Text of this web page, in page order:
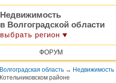
Недвижимость
в Волгоградской области
выбрать регион
ФОРУМ
Волгоградская область → Недвижимость
Котельниковском районе